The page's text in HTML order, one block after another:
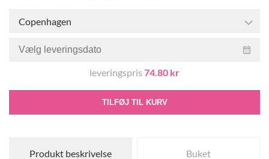
Copenhagen
leveringspris 74.80 kr
TILFØJ TIL KURV
Produkt beskrivelse Buket